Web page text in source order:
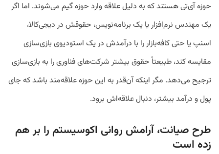
حوزه آی‌تی هستند که به دلیل علاقه وارد حوزه گیم می‌شوند. اما اگر
یک مهندس نرم‌افزار یا یک برنامه‌نویس، حقوقش در دیجی‌کالا،
اسنپ یا حتی کافه‌بازار را با درآمدش در یک استودیوی بازی‌سازی
مقایسه کند، طبیعتاً حقوق بیشتر شرکت‌های فناوری را به بازی‌سازی
ترجیح می‌دهد. مگر اینکه آن‌قدر به این حوزه علاقه‌مند باشد که جای
پول و درآمد بیشتر، دنبال علاقه‌اش برود.
طرح صیانت، آرامش روانی اکوسیستم را بر هم
زده است